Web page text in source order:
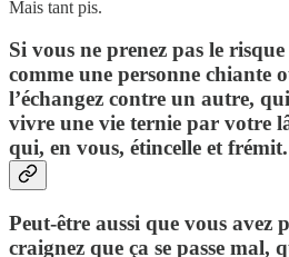
Mais tant pis.
Si vous ne prenez pas le risque
comme une personne chiante
l’échangez contre un autre,
vivre une vie ternie par votre
qui, en vous, étincelle et frémit.
Peut-être aussi que vous avez
craignez que ça se passe mal,